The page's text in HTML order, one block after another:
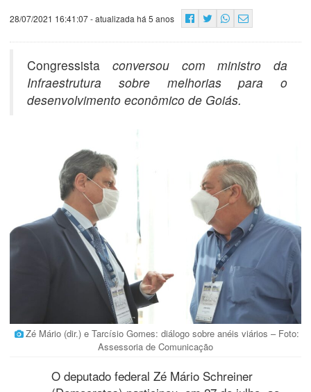
28/07/2021 16:41:07- atualizada há 5 anos
Congressista conversou com ministro da
Infraestrutura sobre melhorias para o
desenvolvimento econômico de Goiás.
Zé Mário (dir.) e Tarcísio Gomes: diálogo sobre anéis viários – Foto:
Assessoria de Comunicação
O deputado federal Zé Mário Schreiner